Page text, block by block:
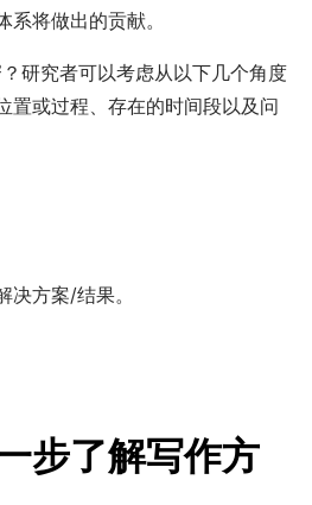
将做出的贡献。
？研究者可以考虑从以下几个角度
置或过程、存在的时间段以及问
决方案/结果。
步了解写作方